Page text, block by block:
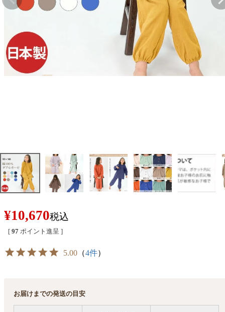
¥10,670税込
[ 97 ポイント進呈 ]
5.00 （4件）
お届けまでの発送の目安